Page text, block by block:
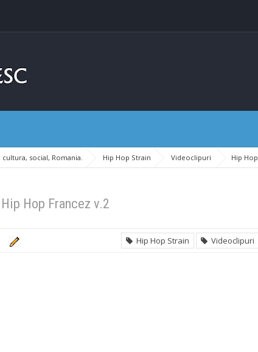
cultura, social, Romania. Hip Hop Strain Videoclipuri
Hip Hop
Hip Hop Francez v.2
Hip Hop Strain Videoclipuri